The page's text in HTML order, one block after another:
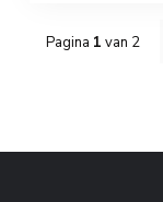
Pagina 1 van 2